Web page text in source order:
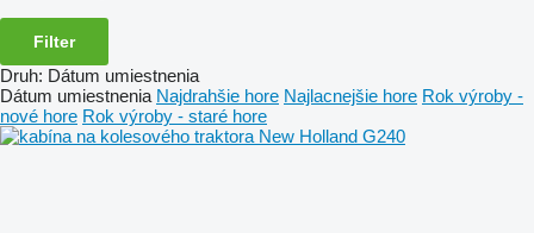
Filter
Druh: Dátum umiestnenia
Dátum umiestnenia Najdrahšie hore Najlacnejšie hore Rok výroby -
nové hore Rok výroby - staré hore